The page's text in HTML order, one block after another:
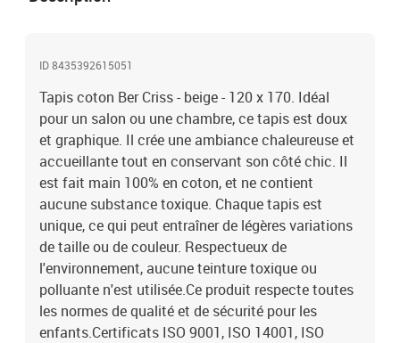
enfants.Certificats ISO 9001, ISO 14001, ISO 18001 et AITEX.
ID 8435392615051
Tapis coton Ber Criss - beige - 120 x 170. Idéal
pour un salon ou une chambre, ce tapis est doux
et graphique. Il crée une ambiance chaleureuse et
accueillante tout en conservant son côté chic. Il
est fait main 100% en coton, et ne contient
aucune substance toxique. Chaque tapis est
unique, ce qui peut entraîner de légères variations
de taille ou de couleur. Respectueux de
l'environnement, aucune teinture toxique ou
polluante n'est utilisée.Ce produit respecte toutes
les normes de qualité et de sécurité pour les
enfants.Certificats ISO 9001, ISO 14001, ISO